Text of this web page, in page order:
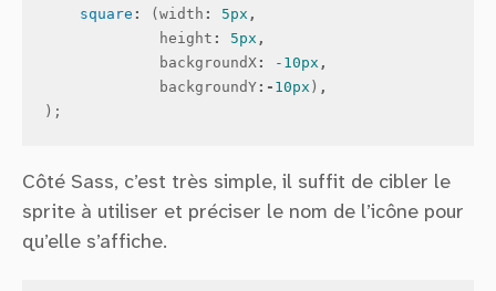
square : ( width : 5px ,
height : 5px ,
backgroundX : -10px ,
backgroundY :- 10px ) ,
);
Côté Sass, c’est très simple, il suffit de cibler le
sprite à utiliser et préciser le nom de l’icône pour
qu’elle s’affiche.